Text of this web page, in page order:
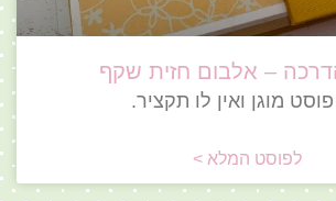
– אלבום חזית שקף
פוסט מוגן ואין לו תקציר.
לפוסט המלא >